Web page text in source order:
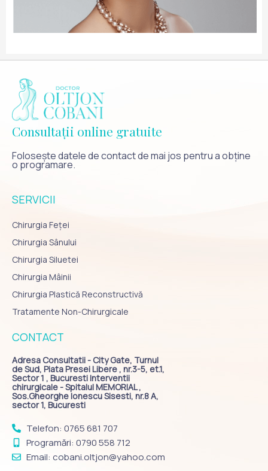
Consultații online gratuite
Folosește datele de contact de mai jos pentru a obține
o programare.
SERVICII
Chirurgia Feței
Chirurgia Sânului
Chirurgia Siluetei
Chirurgia Mâinii
Chirurgia Plastică Reconstructivă
Tratamente Non-Chirurgicale
CONTACT
Adresa Consultatii - City Gate, Turnul
de Sud, Piata Presei Libere , nr.3-5, et.1,
Sector 1 , Bucuresti Interventii
chirurgicale - Spitalul MEMORIAL ,
Sos.Gheorghe Ionescu Sisesti, nr.8 A,
sector 1, Bucuresti
Telefon: 0765 681 707
Programări: 0790 558 712
Email: cobani.oltjon@yahoo.com